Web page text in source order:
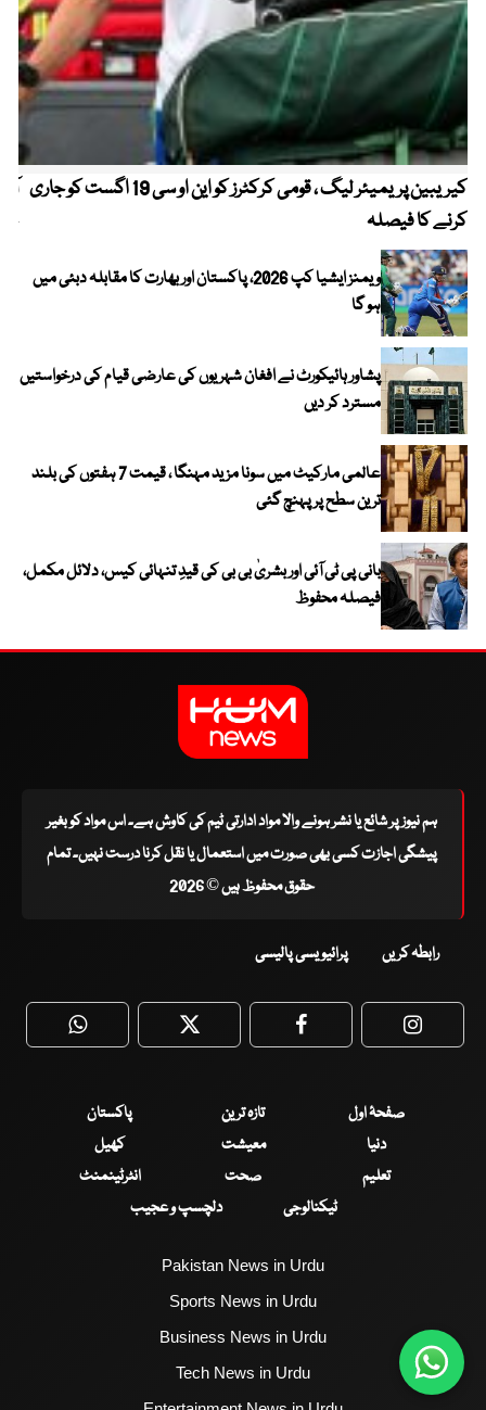
کیریبین پریمیئر لیگ ، قومی کرکٹرز کو این او سی 19 اگست کو جاری
کرنے کا فیصلہ
ویمنز ایشیا کپ 2026، پاکستان اور بھارت کا مقابلہ دبئی میں
ہو گا
پشاور ہائیکورٹ نے افغان شہریوں کی عارضی قیام کی درخواستیں
مسترد کر دیں
عالمی مارکیٹ میں سونا مزید مہنگا ، قیمت 7 ہفتوں کی بلند
ترین سطح پر پہنچ گئی
بانی پی ٹی آئی اور بشریٰ بی بی کی قیدِ تنہائی کیس، دلائل مکمل،
فیصلہ محفوظ
ہم نیوز پر شائع یا نشر ہونے والا مواد ادارتی ٹیم کی کاوش ہے۔ اس مواد کو بغیر
پیشگی اجازت کسی بھی صورت میں استعمال یا نقل کرنا درست نہیں۔ تمام
حقوق محفوظ ہیں © 2026
رابطہ کریں پرائیویسی پالیسی
WhatsApp Twitter Facebook
صفحۂ اول تازہ ترین
پاکستان
دنیا
معیشت
کھیل
تعلیم
صحت
انٹرٹینمنٹ
ٹیکنالوجی
دلچسپ و عجیب
Pakistan News in Urdu
Sports News in Urdu
Business News in Urdu
Tech News in Urdu